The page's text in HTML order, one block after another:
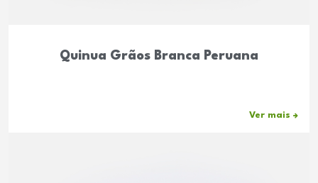
Quinua Grãos Branca Peruana
Ver mais